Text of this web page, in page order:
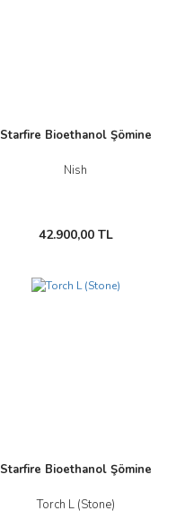
Starfire Bioethanol Şömine
Nish
42.900,00 TL
Starfire Bioethanol Şömine
Torch L (Stone)